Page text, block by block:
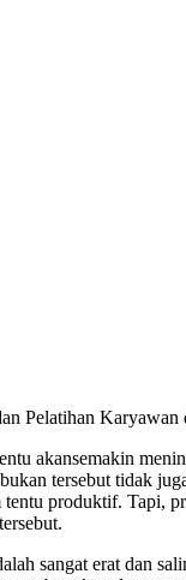
Pelatihan
akansemakin
tersebut tidak
produktif. Tapi,
sangat erat dan